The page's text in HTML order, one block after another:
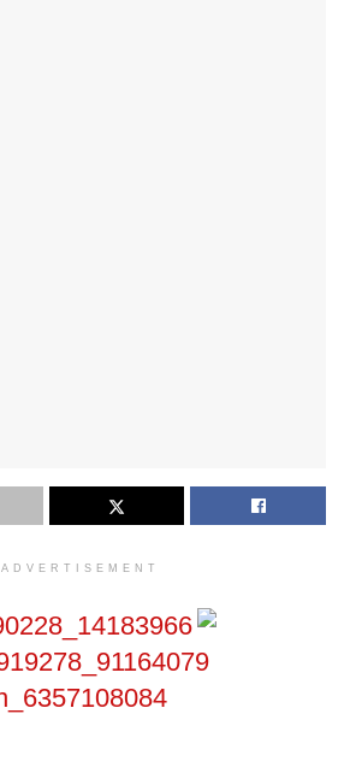
ADVERTISEMENT